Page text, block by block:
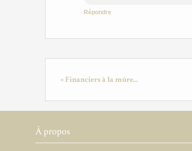
Répondre
« Financiers à la mûre...
À propos